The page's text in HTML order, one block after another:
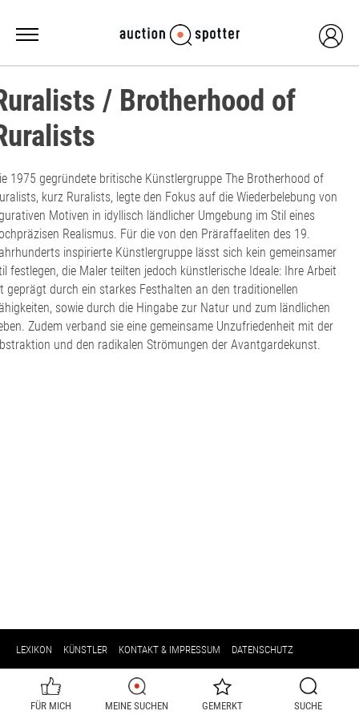
/ Brotherhood of
1975 gegründete britische Künstlergruppe The Brotherhood of
kurz Ruralists, legte den Fokus auf die Wiederbelebung von
Motiven in idyllisch ländlicher Umgebung im Stil eines
Realismus. Für die von den Präraffaeliten des 19.
inspirierte Künstlergruppe lässt sich kein gemeinsamer
festlegen, die Maler teilten jedoch künstlerische Ideale: Ihre Arbeit
geprägt durch ein starkes Festhalten an den traditionellen
sowie durch die Hingabe zur Natur und zum ländlichen
Zudem verband sie eine gemeinsame Unzufriedenheit mit der
und den radikalen Strömungen der Avantgardekunst.
LEXIKON KÜNSTLER KONTAKT & IMPRESSUM DATENSCHUTZ
FÜR MICH MEINE SUCHEN GEMERKT SUCHE